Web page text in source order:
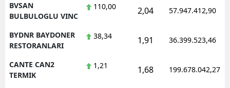
BVSAN
BULBULOGLU VINC
110,00 2,04 57.947.412,90
BYDNR BAYDONER
RESTORANLARI
38,34 1,91 36.399.523,46
CANTE CAN2
TERMIK
1,21 1,68 199.678.042,27